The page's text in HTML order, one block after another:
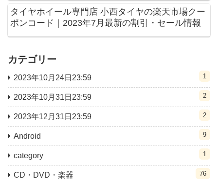
タイヤホイール専門店 小西タイヤの楽天市場クー
ポンコード｜2023年7月最新の割引・セール情報
カテゴリー
2023年10月24日23:59 1
2023年10月31日23:59 2
2023年12月31日23:59 2
Android 9
category 1
CD・DVD・楽器 76